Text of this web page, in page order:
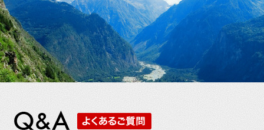
店舗情報
取扱商品
メンテナンス
お客様の声